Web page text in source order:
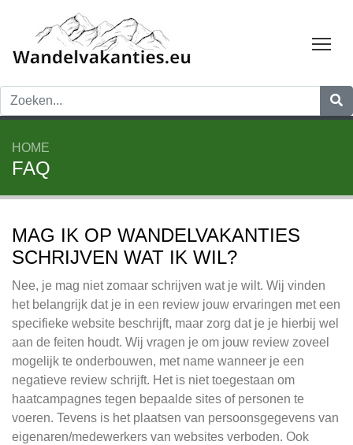
HOME
FAQ
MAG IK OP WANDELVAKANTIES
SCHRIJVEN WAT IK WIL?
Nee, je mag niet zomaar schrijven wat je wilt. Wij vinden
het belangrijk dat je in een review jouw ervaringen met een
specifieke website beschrijft, maar zorg dat je je hierbij wel
aan de feiten houdt. Wij vragen je om jouw review zoveel
mogelijk te onderbouwen, met name wanneer je een
negatieve review schrijft. Het is niet toegestaan om
haatcampagnes tegen bepaalde sites of personen te
voeren. Tevens is het plaatsen van persoonsgegevens van
eigenaren/medewerkers van websites verboden. Ook